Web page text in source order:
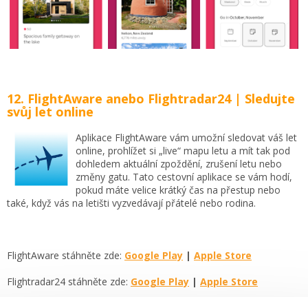
12. FlightAware anebo Flightradar24 | Sledujte
svůj let online
Aplikace FlightAware vám umožní sledovat váš let
online, prohlížet si „live“ mapu letu a mít tak pod
dohledem aktuální zpoždění, zrušení letu nebo
změny gatu. Tato cestovní aplikace se vám hodí,
pokud máte velice krátký čas na přestup nebo
také, když vás na letišti vyzvedávají přátelé nebo rodina.
FlightAware stáhněte zde: Google Play | Apple Store
Flightradar24 stáhněte zde: Google Play | Apple Store